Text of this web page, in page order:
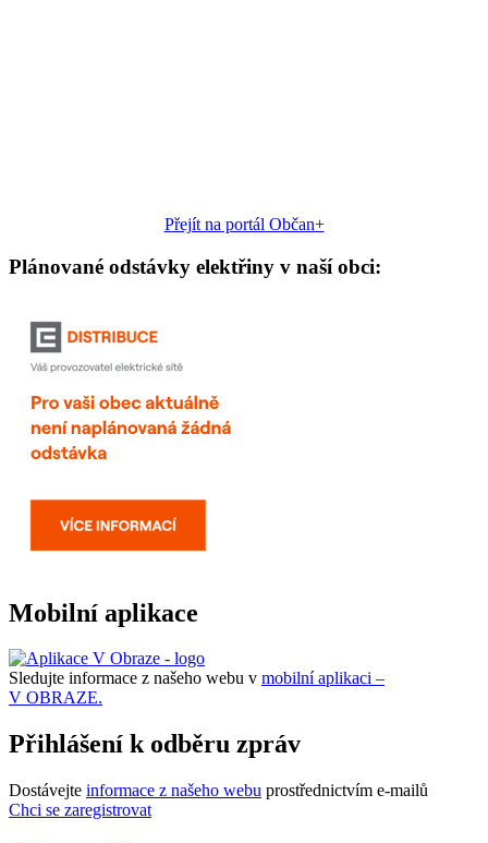
Přejít na portál Občan+
Plánované odstávky elektřiny v naší obci:
Mobilní aplikace
Sledujte informace z našeho webu v mobilní aplikaci –
V OBRAZE.
Přihlášení k odběru zpráv
Dostávejte informace z našeho webu prostřednictvím e-mailů
Chci se zaregistrovat